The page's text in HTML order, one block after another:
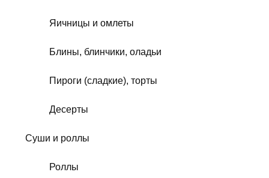
Яичницы и омлеты
Блины, блинчики, оладьи
Пироги (сладкие), торты
Десерты
Суши и роллы
Роллы